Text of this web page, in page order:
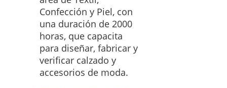
Confección y Piel, con
una duración de 2000
horas, que capacita
para diseñar, fabricar y
verificar calzado y
accesorios de moda.